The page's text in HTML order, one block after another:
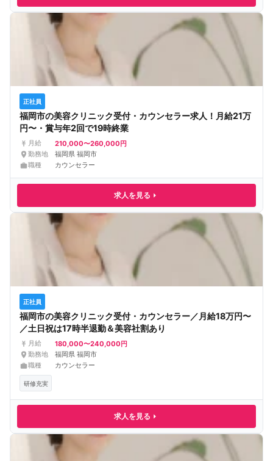
正社員
福岡市の美容クリニック受付・カウンセラー求人！月給21万
円〜・賞与年2回で19時終業
月給 210,000〜260,000円
勤務地
福岡県 福岡市
職種
カウンセラー
求人を見る
正社員
福岡市の美容クリニック受付・カウンセラー／月給18万円〜
／土日祝は17時半退勤＆美容社割あり
月給 180,000〜240,000円
勤務地
福岡県 福岡市
職種
カウンセラー
研修充実
求人を見る